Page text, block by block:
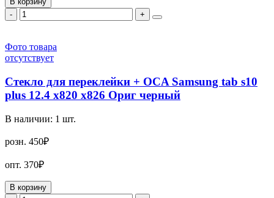
-
+
Фото товара
отсутствует
Стекло для переклейки + OCA Samsung tab s10
plus 12.4 x820 x826 Ориг черный
В наличии: 1 шт.
розн. 450₽
опт. 370₽
В корзину